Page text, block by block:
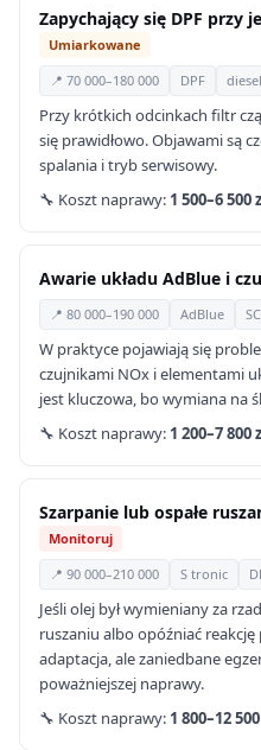
Zapychający się DPF przy
Umiarkowane
📍 70 000–180 000
DPF diesel
Przy krótkich odcinkach filtr
się prawidłowo. Objawami są
spalania i tryb serwisowy.
🔧 Koszt naprawy: 1 500–6 500
Awarie układu AdBlue i
📍 80 000–190 000 AdBlue
W praktyce pojawiają się
czujnikami NOx i elementami
jest kluczowa, bo wymiana na
🔧 Koszt naprawy: 1 200–7 800
Szarpanie lub ospałe
Monitoruj
📍 90 000–210 000
S tronic
Jeśli olej był wymieniany za
ruszaniu albo opóźniać
adaptacja, ale zaniedbane
poważniejszej naprawy.
🔧 Koszt naprawy: 1 800–12 500